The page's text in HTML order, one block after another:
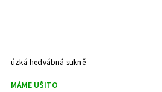
úzká hedvábná sukně
MÁME UŠITO